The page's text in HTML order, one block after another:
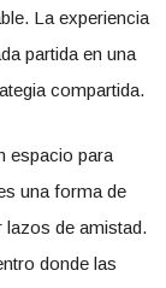
La experiencia
partida en una
compartida.
espacio para
una forma de
de amistad.
donde las